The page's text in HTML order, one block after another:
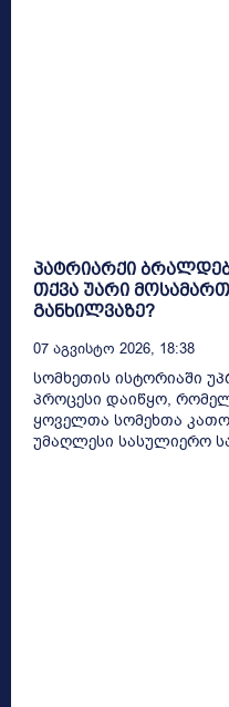
პატრიარქი
თქვა უარი
განხილვაზე?
07 Აგვისტო 2026, 18:38
სომხეთის ისტორიაში
პროცესი დაიწყო,
ყოველთა სომეხთა
უმაღლესი სასულიერო